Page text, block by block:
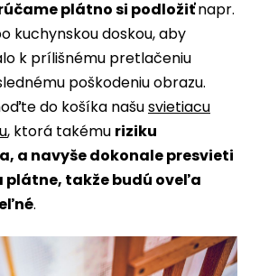
plátno si podložiťnapr.
kuchynskou doskou, aby
k prílišnému pretlačeniu
poškodeniu obrazu.
do košíka našusvietiacu
, ktorá takému riziku
a navyše dokonale presvieti
plátne, takže budú oveľa
.